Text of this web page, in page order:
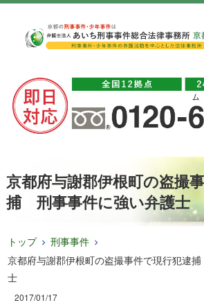
京都府与謝郡伊根町の盗撮
捕 刑事事件に強い弁護士
トップ
刑事事件
京都府与謝郡伊根町の盗撮事件で現行犯逮
士
2017/01/17